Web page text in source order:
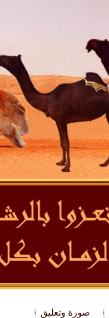
صورة وتعليق